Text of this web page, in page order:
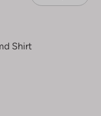
Shirt